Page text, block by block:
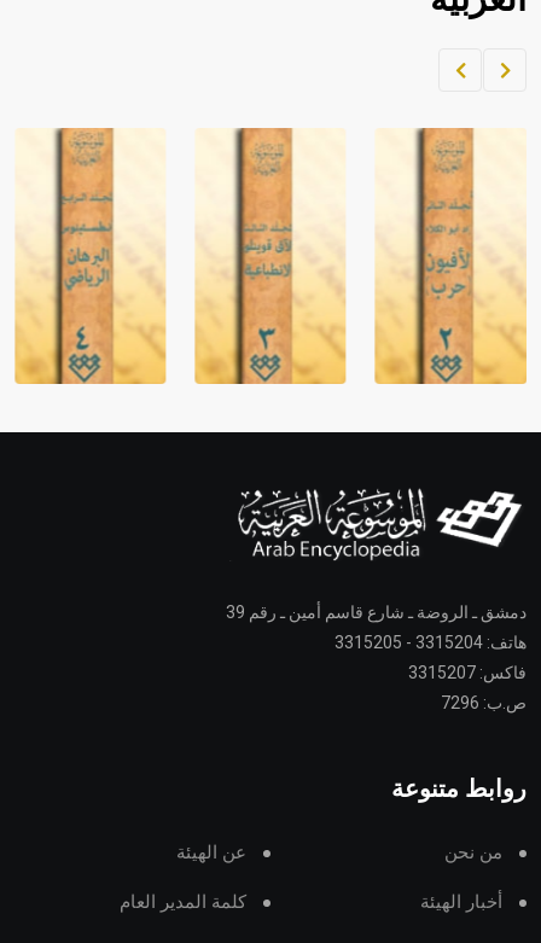
دمشق ـ الروضة ـ شارع قاسم أمين ـ رقم 39
هاتف: 3315204 - 3315205
فاكس: 3315207
ص.ب: 7296
روابط متنوعة
من نحن عن الهيئة
أخبار الهيئة كلمة المدير العام